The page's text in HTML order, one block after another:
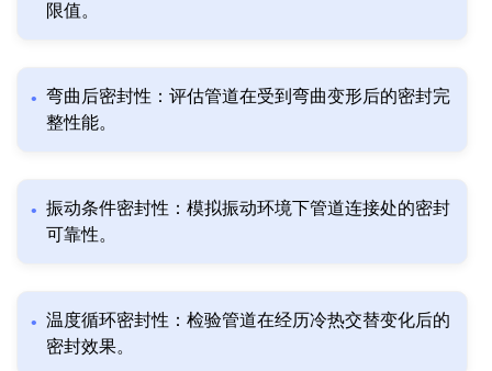
限值。
弯曲后密封性：评估管道在受到弯曲变形后的密封完
整性能。
振动条件密封性：模拟振动环境下管道连接处的密封
可靠性。
温度循环密封性：检验管道在经历冷热交替变化后的
密封效果。